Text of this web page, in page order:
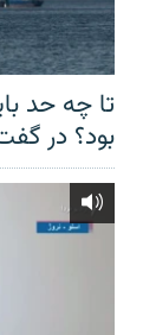
تا چه حد
بود؟ در